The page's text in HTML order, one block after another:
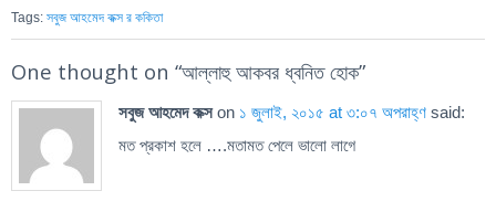
Tags: সবুজ আহমেদ কক্স র ককিতা
One thought on “আল্লাহু আকবর ধ্বনিত হোক”
সবুজ আহমেদ কক্সon ১ জুলাই, ২০১৫ at ৩:০৭ অপরাহ্ণ said:
মত প্রকাশ হলে ….মতামত পেলে ভালো লাগে